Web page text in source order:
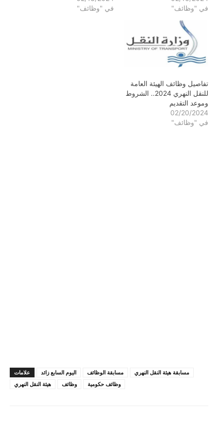
بالمستوى المهني الثالث (ج).
وذلك وفقاً لأحكام قانون
الخدمة المدنية الصادر بالقانون
رقم (81) لسنة…
في "وظائف"
في "وظائف"
تفاصيل وظائف الهيئة العامة
للنقل النهري 2024.. الشروط
وموعد التقديم
02/20/2024
في "وظائف"
علامات اليوم السابع زائد مسابقة الوظائف
مسابقة هيئة النقل النهري
هيئة النقل النهري
وظائف وظائف حكومية